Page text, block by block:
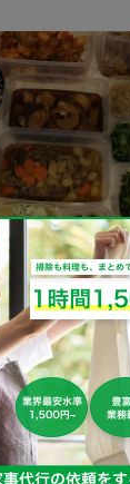
和え
か和え
していたのに、ご
ませんでした…
お願いします。
※依頼者の依頼当